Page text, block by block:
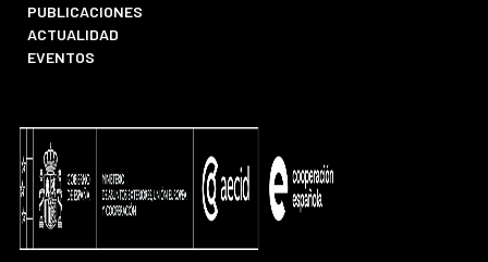
PUBLICACIONES
ACTUALIDAD
EVENTOS